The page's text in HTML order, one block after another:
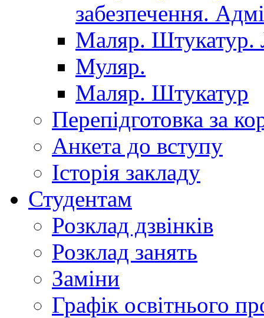
забезпечення.
Маляр. Штукатур.
Муляр.
Маляр. Штукатур
Перепідготовка за
Анкета до вступу
Історія закладу
Студентам
Розклад дзвінків
Розклад занять
Заміни
Графік освітнього